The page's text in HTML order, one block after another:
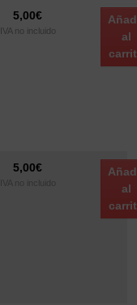
5,00€
IVA no incluido
al
5,00€
IVA no incluido
al